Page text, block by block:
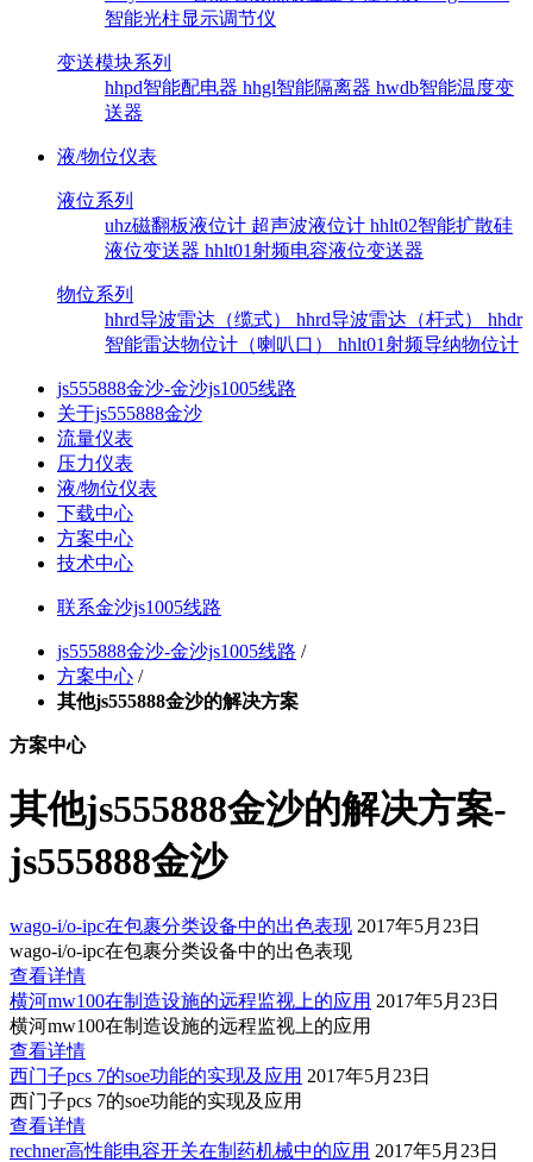
智能光柱显示调节仪
变送模块系列
hhpd智能配电器 hhgl智能隔离器 hwdb智能温度变
送器
液/物位仪表
液位系列
uhz磁翻板液位计 超声波液位计 hhlt02智能扩散硅
液位变送器 hhlt01射频电容液位变送器
物位系列
hhrd导波雷达（缆式） hhrd导波雷达（杆式） hhdr
智能雷达物位计（喇叭口） hhlt01射频导纳物位计
js555888金沙-金沙js1005线路
关于js555888金沙
流量仪表
压力仪表
液/物位仪表
下载中心
方案中心
技术中心
联系金沙js1005线路
js555888金沙-金沙js1005线路 /
方案中心 /
其他js555888金沙的解决方案
方案中心
其他js555888金沙的解决方案-
js555888金沙
wago-i/o-ipc在包裹分类设备中的出色表现 2017年5月23日
wago-i/o-ipc在包裹分类设备中的出色表现
查看详情
横河mw100在制造设施的远程监视上的应用 2017年5月23日
横河mw100在制造设施的远程监视上的应用
查看详情
西门子pcs 7的soe功能的实现及应用 2017年5月23日
西门子pcs 7的soe功能的实现及应用
查看详情
rechner高性能电容开关在制药机械中的应用 2017年5月23日